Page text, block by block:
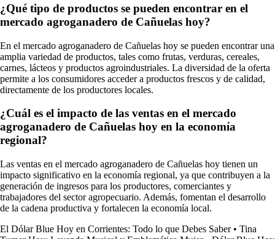
¿Qué tipo de productos se pueden encontrar en el
mercado agroganadero de Cañuelas hoy?
En el mercado agroganadero de Cañuelas hoy se pueden encontrar una
amplia variedad de productos, tales como frutas, verduras, cereales,
carnes, lácteos y productos agroindustriales. La diversidad de la oferta
permite a los consumidores acceder a productos frescos y de calidad,
directamente de los productores locales.
¿Cuál es el impacto de las ventas en el mercado
agroganadero de Cañuelas hoy en la economía
regional?
Las ventas en el mercado agroganadero de Cañuelas hoy tienen un
impacto significativo en la economía regional, ya que contribuyen a la
generación de ingresos para los productores, comerciantes y
trabajadores del sector agropecuario. Además, fomentan el desarrollo
de la cadena productiva y fortalecen la economía local.
El Dólar Blue Hoy en Corrientes: Todo lo que Debes Saber• Tina